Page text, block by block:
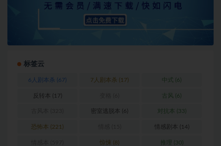
标签云
6人剧本杀 (67) 7人剧本杀 (17) 中式 (6)
反转本 (17) 古风 (6)
密室逃脱本 (6) 对抗本 (33)
恐怖本 (221) 情感剧本 (14)
惊悚 (8) 推理 (30)